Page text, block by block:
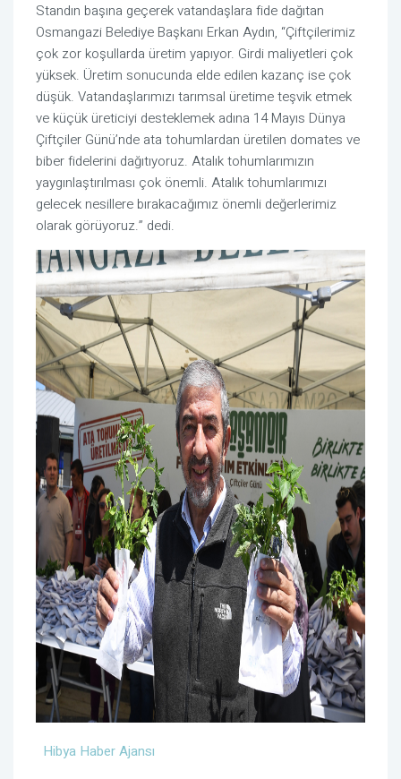
Standın başına geçerek vatandaşlara fide dağıtan
Osmangazi Belediye Başkanı Erkan Aydın, “Çiftçilerimiz
çok zor koşullarda üretim yapıyor. Girdi maliyetleri çok
yüksek. Üretim sonucunda elde edilen kazanç ise çok
düşük. Vatandaşlarımızı tarımsal üretime teşvik etmek
ve küçük üreticiyi desteklemek adına 14 Mayıs Dünya
Çiftçiler Günü’nde ata tohumlardan üretilen domates ve
biber fidelerini dağıtıyoruz. Atalık tohumlarımızın
yaygınlaştırılması çok önemli. Atalık tohumlarımızı
gelecek nesillere bırakacağımız önemli değerlerimiz
olarak görüyoruz.” dedi.
Hibya Haber Ajansı